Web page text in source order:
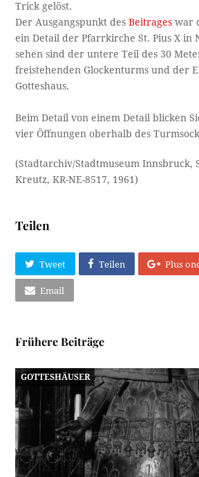
Trick gelöst.
Der Ausgangspunkt des Beitrageswar
ein Detail der Pfarrkirche St. Pius X in
sehen sind der untere Teil des 30
freistehenden Glockenturms und der
Gotteshaus.
Beim Detail von einem Detail blicken
vier Öffnungen oberhalb des
(Stadtarchiv/Stadtmuseum Innsbruck,
Kreutz, KR-NE-8517, 1961)
Teilen
Tweet Teilen Plus
Email
Frühere Beiträge
GOTTESHÄUSER